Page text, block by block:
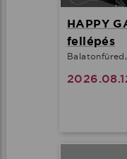
HAPPY
fellépés